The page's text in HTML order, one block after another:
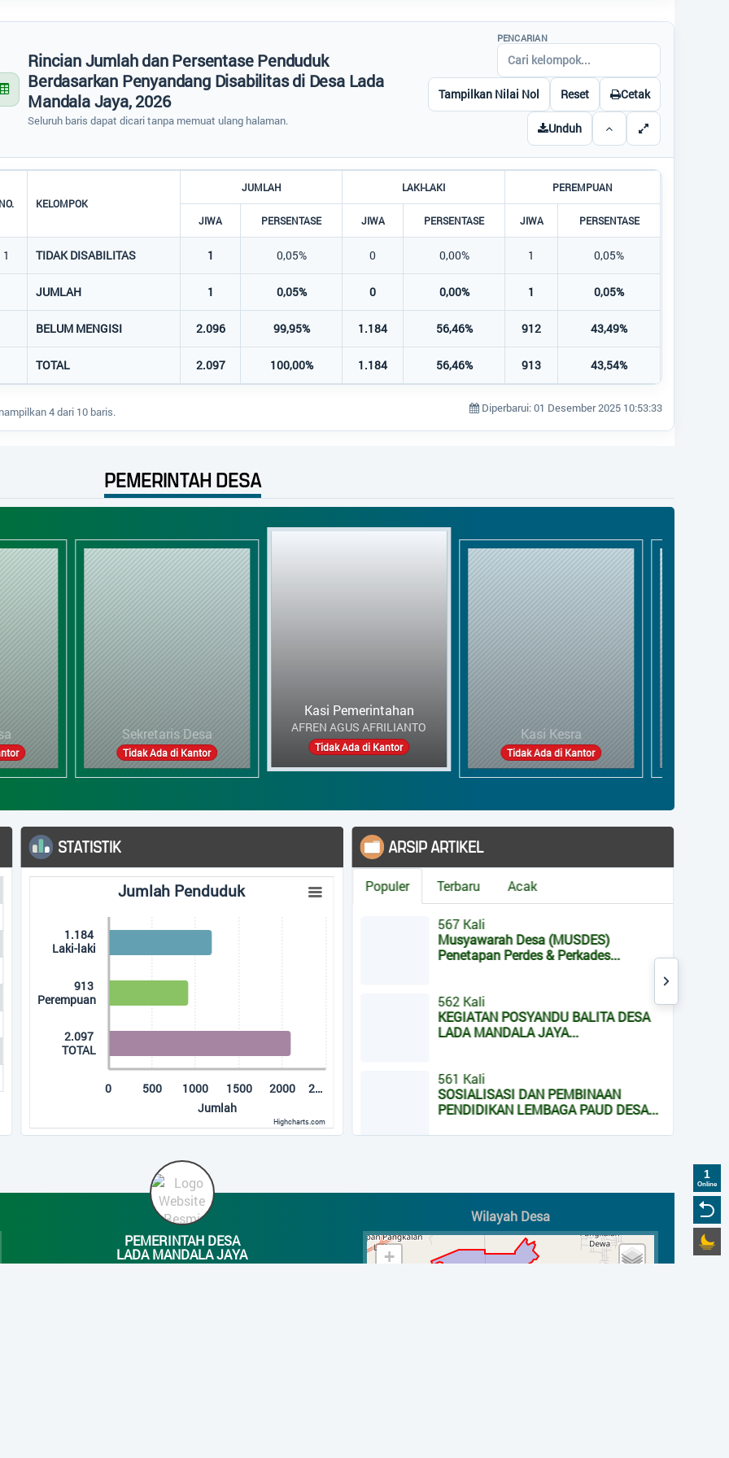
Rincian Jumlah dan Persentase Penduduk
Berdasarkan Penyandang Disabilitas di Desa Lada
Mandala Jaya, 2026
Seluruh baris dapat dicari tanpa memuat ulang halaman.
PENCARIAN
Tampilkan Nilai Nol Reset Cetak
Unduh
KELOMPOK
JUMLAH LAKI-LAKI PEREMPUAN
JIWA PERSENTASE JIWA PERSENTASE JIWA PERSENTASE
1 TIDAK DISABILITAS 1 0,05% 0 0,00% 1 0,05%
JUMLAH 1 0,05% 0 0,00% 1 0,05%
BELUM MENGISI 2.096 99,95% 1.184 56,46% 912 43,49%
TOTAL 2.097 100,00% 1.184 56,46% 913 43,54%
4 dari 10 baris. Diperbarui: 01 Desember 2025 10:53:33
PEMERINTAH DESA
Desa
di Kantor
AFREN AGUS AFRILIANTO
Tidak Ada di Kantor
Kasi Kesra
Tidak Ada di Kantor
Kaur umum
Tidak Ada di Kantor
categories.
Jumlah. Data ranges from 913 to 2097.
2…
Populer Terbaru Acak
567 Kali
Musyawarah Desa (MUSDES)
Penetapan Perdes & Perkades...
562 Kali
KEGIATAN POSYANDU BALITA DESA
LADA MANDALA JAYA...
SOSIALISASI DAN PEMBINAAN
PENDIDIKAN LEMBAGA PAUD DESA...
MUSDES PENGESAHAN DAN
PENETAPAN RKP DESA TAHUN 2025...
Berita Desa
MUSYAWARAH DESA
PERAWATAN LINGKUNGAN DESA
KESEHATAN
APBDesa
KEPENDUDUKAN
WISATA DESA
PEMERINTAH DESA
LADA MANDALA JAYA
Wilayah Desa
+
1
Online